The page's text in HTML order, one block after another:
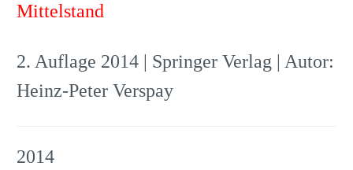
Mittelstand
2. Auflage 2014 | Springer Verlag | Autor:
Heinz-Peter Verspay
2014